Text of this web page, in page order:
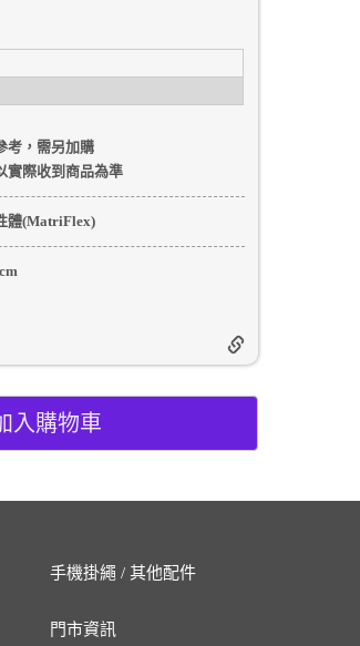
考，需另加購
實際收到商品為準
體(MatriFlex)
入購物車
手機掛繩 / 其他配件
門市資訊